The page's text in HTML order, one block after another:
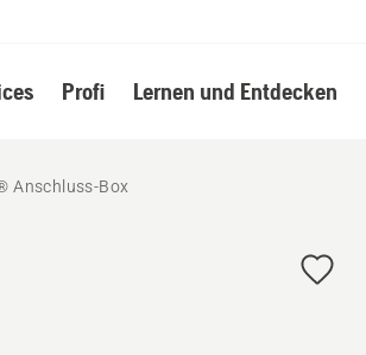
Profi Lernen und Entdecken
Anschluss-Box